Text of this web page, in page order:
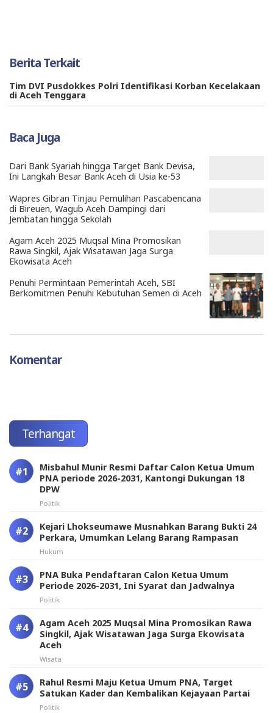
Berita Terkait
Tim DVI Pusdokkes Polri Identifikasi Korban Kecelakaan
di Aceh Tenggara
Baca Juga
Dari Bank Syariah hingga Target Bank Devisa,
Ini Langkah Besar Bank Aceh di Usia ke-53
Wapres Gibran Tinjau Pemulihan Pascabencana
di Bireuen, Wagub Aceh Dampingi dari
Jembatan hingga Sekolah
Agam Aceh 2025 Muqsal Mina Promosikan
Rawa Singkil, Ajak Wisatawan Jaga Surga
Ekowisata Aceh
Penuhi Permintaan Pemerintah Aceh, SBI
Berkomitmen Penuhi Kebutuhan Semen di Aceh
Komentar
Terhangat
Misbahul Munir Resmi Daftar Calon Ketua Umum
PNA periode 2026-2031, Kantongi Dukungan 18
DPW
Politik
Kejari Lhokseumawe Musnahkan Barang Bukti 24
Perkara, Umumkan Lelang Barang Rampasan
Hukum
PNA Buka Pendaftaran Calon Ketua Umum
Periode 2026-2031, Ini Syarat dan Jadwalnya
Politik
Agam Aceh 2025 Muqsal Mina Promosikan Rawa
Singkil, Ajak Wisatawan Jaga Surga Ekowisata
Aceh
Wisata
Rahul Resmi Maju Ketua Umum PNA, Target
Satukan Kader dan Kembalikan Kejayaan Partai
Politik